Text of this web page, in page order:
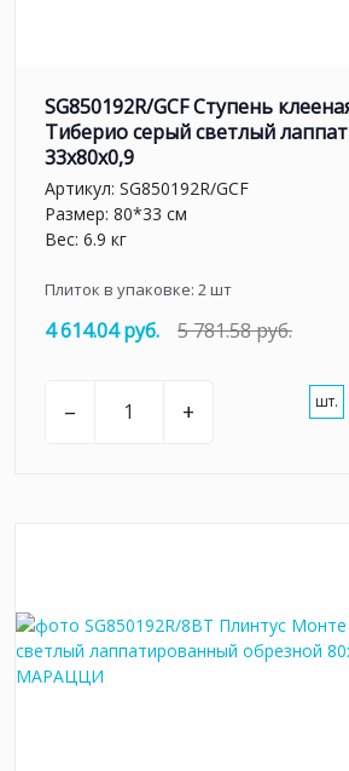
SG850192R/GCF Ступень
Тиберио серый светлый
33x80x0,9
Артикул: SG850192R/GCF
Размер: 80*33 см
Вес: 6.9 кг
Плиток в упаковке: 2шт
4 614.04 руб. 5 781.58 руб.
– + шт.